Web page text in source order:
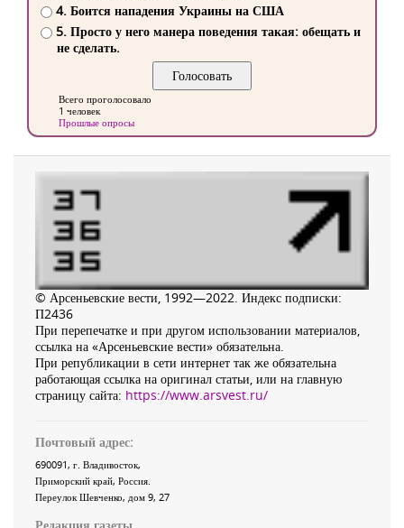
4. Боится нападения Украины на США
5. Просто у него манера поведения такая: обещать и
не сделать.
Всего проголосовало
1 человек
Прошлые опросы
© Арсеньевские вести, 1992—2022. Индекс подписки:
П2436
При перепечатке и при другом использовании материалов,
ссылка на «Арсеньевские вести» обязательна.
При републикации в сети интернет так же обязательна
работающая ссылка на оригинал статьи, или на главную
страницу сайта: https://www.arsvest.ru/
Почтовый адрес:
690091, г. Владивосток,
Приморский край, Россия
Переулок Шевченко, дом 9, 27